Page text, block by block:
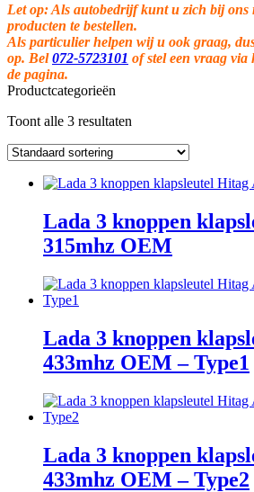
Let op: Als autobedrijf kunt u zich bij ons
producten te bestellen.
Als particulier helpen wij u ook graag,
op. Bel072-5723101 of stel een vraag
de pagina.
Productcategorieën
Toont alle 3 resultaten
Lada 3 knoppen
315mhz OEM
Lada 3 knoppen
433mhz OEM – Type1
Lada 3 knoppen
433mhz OEM – Type2